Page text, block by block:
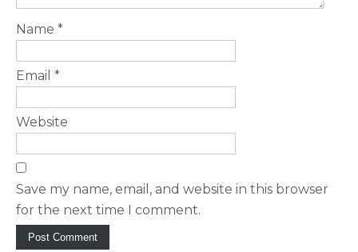
Name *
Email *
Website
Save my name, email, and website in this browser
for the next time I comment.